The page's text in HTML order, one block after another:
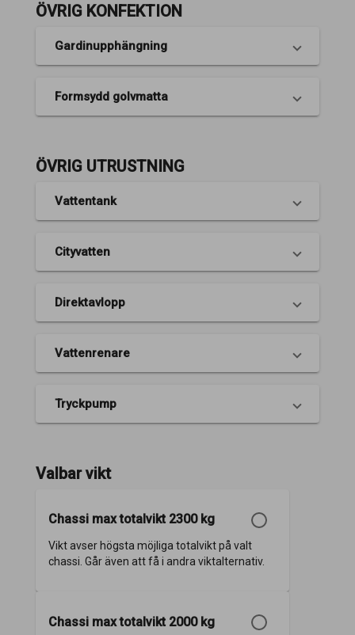
ÖVRIG KONFEKTION
Gardinupphängning
Formsydd golvmatta
ÖVRIG UTRUSTNING
Vattentank
Cityvatten
Direktavlopp
Vattenrenare
Tryckpump
Valbar vikt
Chassi max totalvikt 2300 kg
Vikt avser högsta möjliga totalvikt på valt
chassi. Går även att få i andra viktalternativ.
Chassi max totalvikt 2000 kg